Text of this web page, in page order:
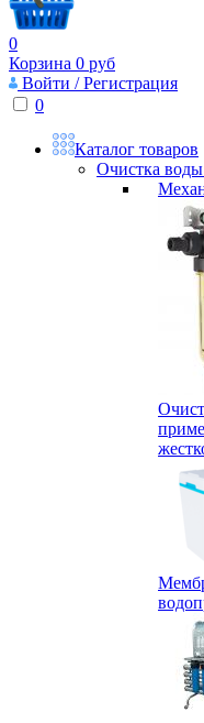
0
Корзина 0 руб
Войти / Регистрация
0
Каталог товаров
Очистка воды